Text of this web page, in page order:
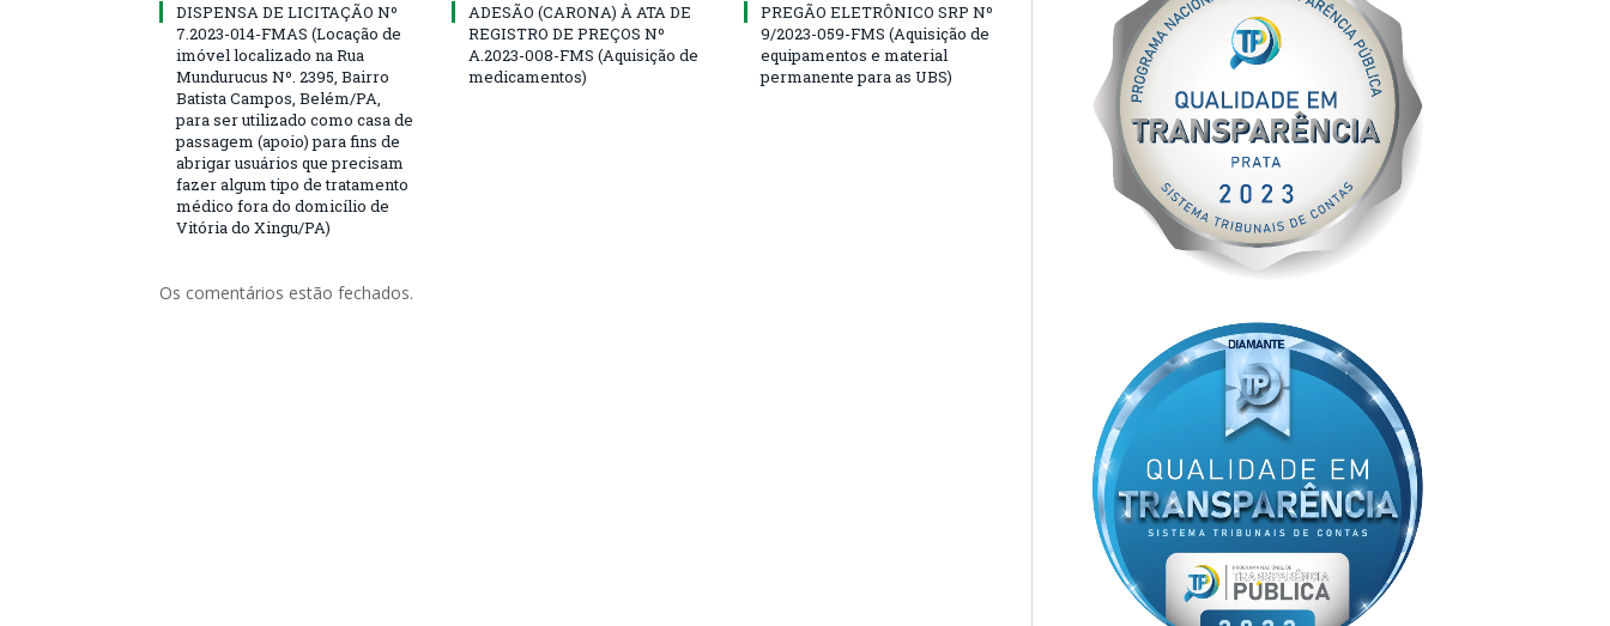
DISPENSA DE LICITAÇÃO Nº
7.2023-014-FMAS (Locação de
imóvel localizado na Rua
Mundurucus Nº. 2395, Bairro
Batista Campos, Belém/PA,
para ser utilizado como casa de
passagem (apoio) para fins de
abrigar usuários que precisam
fazer algum tipo de tratamento
médico fora do domicílio de
Vitória do Xingu/PA)
ADESÃO (CARONA) À ATA DE
REGISTRO DE PREÇOS Nº
A.2023-008-FMS (Aquisição de
medicamentos)
PREGÃO ELETRÔNICO SRP Nº
9/2023-059-FMS (Aquisição de
equipamentos e material
permanente para as UBS)
Os comentários estão fechados.